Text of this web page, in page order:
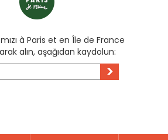
à Paris et en Île de France
alın, aşağıdan kaydolun:
>